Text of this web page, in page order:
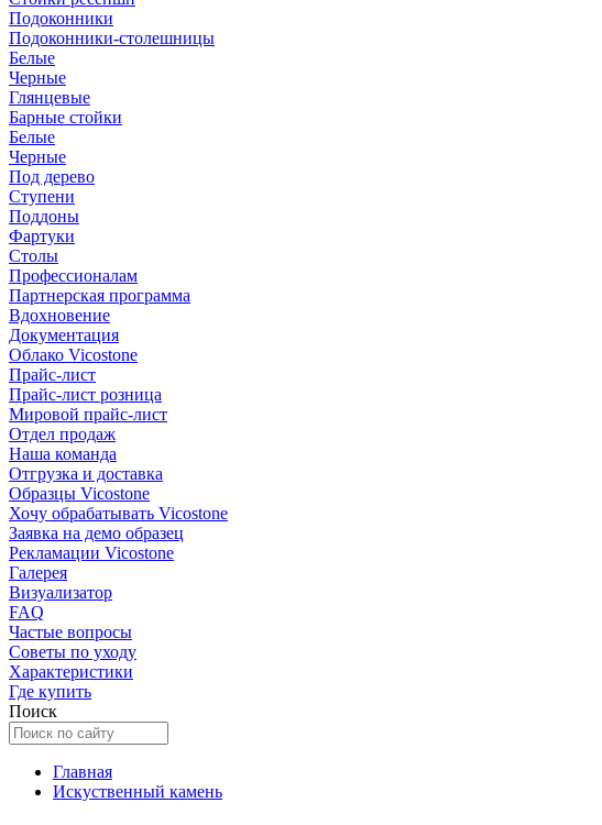
Подоконники
Подоконники-столешницы
Белые
Черные
Глянцевые
Барные стойки
Белые
Черные
Под дерево
Ступени
Поддоны
Фартуки
Столы
Профессионалам
Партнерская программа
Вдохновение
Документация
Облако Vicostone
Прайс-лист
Прайс-лист розница
Мировой прайс-лист
Отдел продаж
Наша команда
Отгрузка и доставка
Образцы Vicostone
Хочу обрабатывать Vicostone
Заявка на демо образец
Рекламации Vicostone
Галерея
Визуализатор
FAQ
Частые вопросы
Советы по уходу
Характеристики
Где купить
Поиск
Главная
Искуственный камень